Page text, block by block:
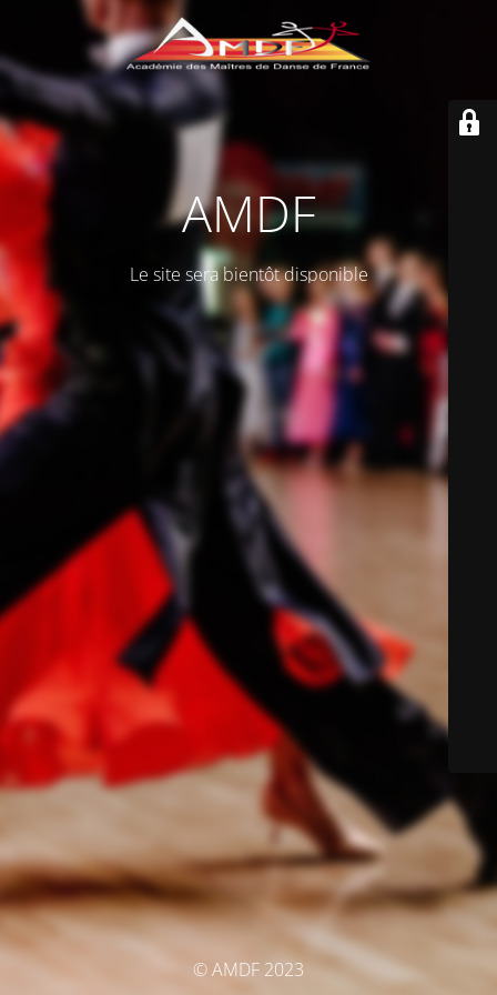
AMDF
Le site sera bientôt disponible
© AMDF 2023